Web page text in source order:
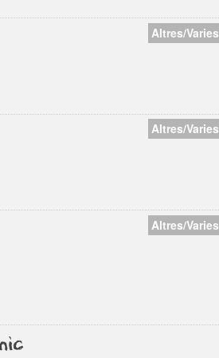
Altres/Varies
Altres/Varies
Altres/Varies